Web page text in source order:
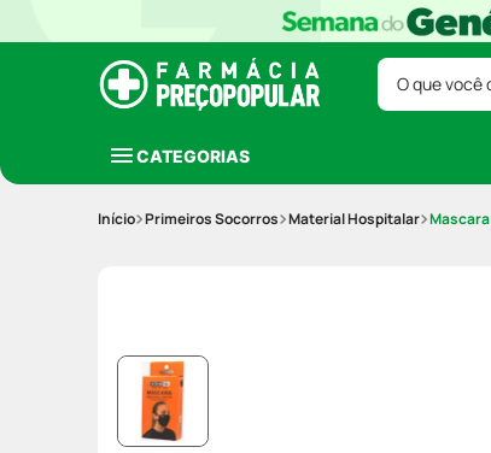
O que você
CATEGORIAS
Primeiros Socorros Material Hospitalar